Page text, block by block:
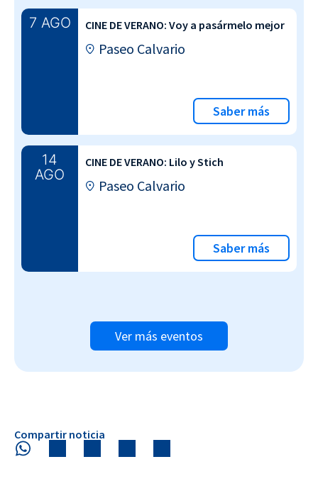
7 AGO CINE DE VERANO: Voy a pasármelo mejor
Paseo Calvario
Saber más
14
AGO
CINE DE VERANO: Lilo y Stich
Paseo Calvario
Saber más
Ver más eventos
Compartir noticia